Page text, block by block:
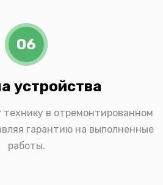
06
устройства
в отремонтированном
гарантию на выполненные
работы.